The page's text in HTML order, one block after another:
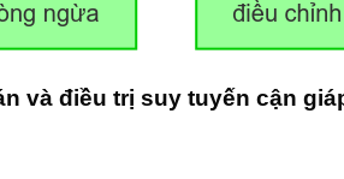
và điều trị suy tuyến cận